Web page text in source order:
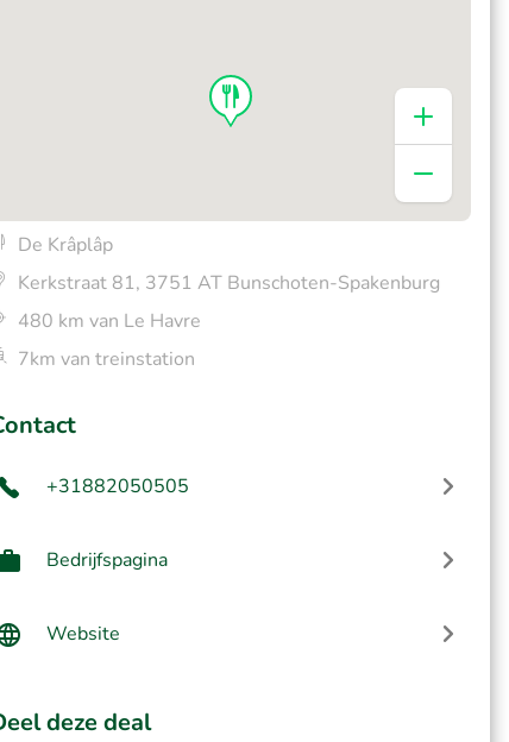
De Krâplâp
Kerkstraat 81, 3751 AT Bunschoten-Spakenburg
480 km van Le Havre
7km van treinstation
+31882050505
Bedrijfspagina
Website
deze deal